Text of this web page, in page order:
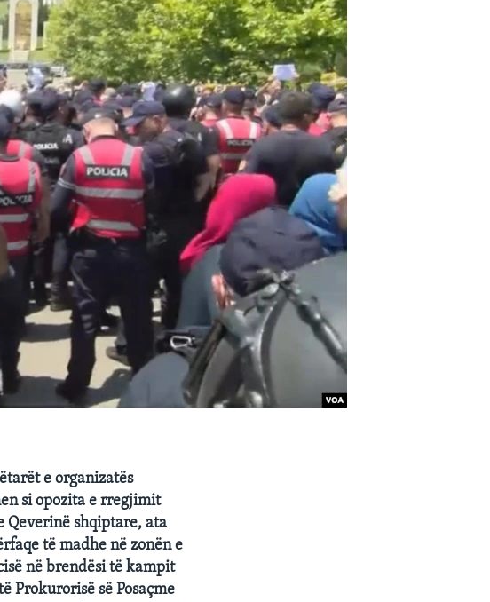
e organizatës
si opozita e rregjimit
Qeverinë shqiptare, ata
të madhe në zonën e
në brendësi të kampit
Prokurorisë së Posaçme